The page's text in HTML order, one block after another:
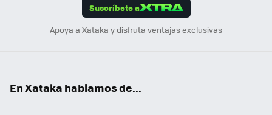
Suscríbete a
Apoya a Xataka y disfruta ventajas exclusivas
En Xataka hablamos de...